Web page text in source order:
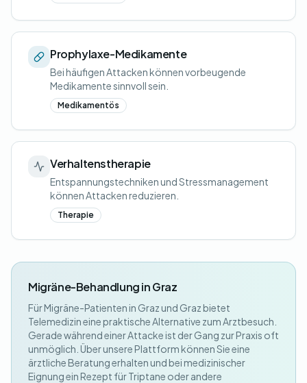
Prophylaxe-Medikamente
Bei häufigen Attacken können vorbeugende
Medikamente sinnvoll sein.
Medikamentös
Verhaltenstherapie
Entspannungstechniken und Stressmanagement
können Attacken reduzieren.
Therapie
Migräne-Behandlung in Graz
Für Migräne-Patienten in Graz und Graz bietet
Telemedizin eine praktische Alternative zum Arztbesuch.
Gerade während einer Attacke ist der Gang zur Praxis oft
unmöglich. Über unsere Plattform können Sie eine
ärztliche Beratung erhalten und bei medizinischer
Eignung ein Rezept für Triptane oder andere